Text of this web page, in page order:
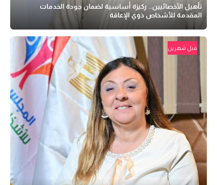
تأهيل الأخصائيين.. ركيزة أساسية لضمان جودة الخدمات
المقدمة للأشخاص ذوي الإعاقة
قبل شهرين